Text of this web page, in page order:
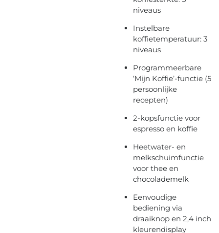
niveaus
Instelbare
koffietemperatuur: 3
niveaus
Programmeerbare
‘Mijn Koffie’-functie (5
persoonlijke
recepten)
2-kopsfunctie voor
espresso en koffie
Heetwater- en
melkschuimfunctie
voor thee en
chocolademelk
Eenvoudige
bediening via
draaiknop en 2,4 inch
kleurendisplay